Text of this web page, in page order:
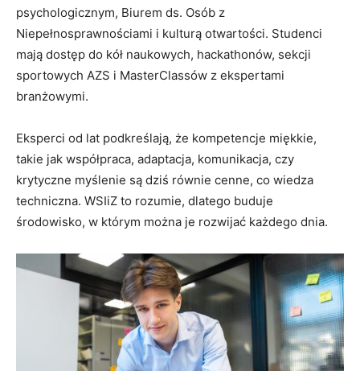
psychologicznym, Biurem ds. Osób z
Niepełnosprawnościami i kulturą otwartości. Studenci
mają dostęp do kół naukowych, hackathonów, sekcji
sportowych AZS i MasterClassów z ekspertami
branżowymi.
Eksperci od lat podkreślają, że kompetencje miękkie,
takie jak współpraca, adaptacja, komunikacja, czy
krytyczne myślenie są dziś równie cenne, co wiedza
techniczna. WSIiZ to rozumie, dlatego buduje
środowisko, w którym można je rozwijać każdego dnia.